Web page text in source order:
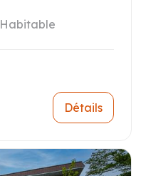
Habitable
Détails